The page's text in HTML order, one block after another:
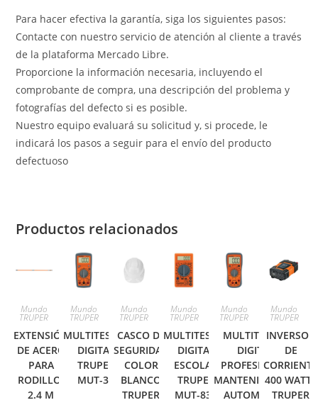
Para hacer efectiva la garantía, siga los siguientes pasos:
Contacte con nuestro servicio de atención al cliente a través
de la plataforma Mercado Libre.
Proporcione la información necesaria, incluyendo el
comprobante de compra, una descripción del problema y
fotografías del defecto si es posible.
Nuestro equipo evaluará su solicitud y, si procede, le
indicará los pasos a seguir para el envío del producto
defectuoso
Productos relacionados
Mundo
TRUPER
EXTENSIÓN
DE ACERO
PARA
RODILLO,
2.4 M
Mundo
TRUPER
MULTITESTER
DIGITAL
TRUPER
MUT-33
Mundo
TRUPER
CASCO DE
SEGURIDAD
COLOR
BLANCO
TRUPER
Mundo
TRUPER
MULTITESTER
DIGITAL
ESCOLAR
TRUPER
MUT-830
Mundo
TRUPER
MULTITESTER
DIGITAL
PROFESIONAL,
MANTENIMIENTO
AUTOMOTRIZ
Mundo
TRUPER
INVERSOR
DE
CORRIENTE
400 WATTS
TRUPER